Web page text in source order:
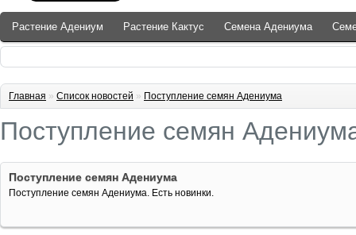
Растение Адениум Растение Кактус Семена Адениума
Главная » Список новостей » Поступление семян Адениума
Поступление семян
Поступление семян Адениума
Поступление семян Адениума. Есть новинки.